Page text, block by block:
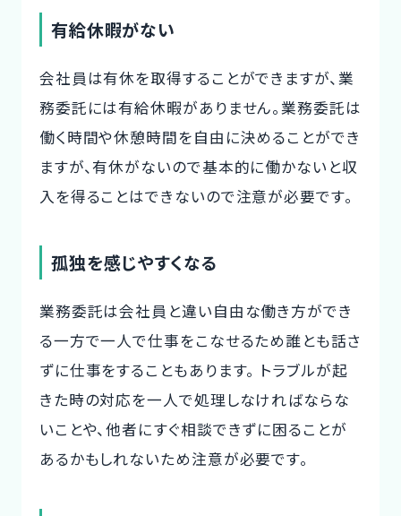
有給休暇がない
会社員は有休を取得することができますが、業
務委託には有給休暇がありません。業務委託は
働く時間や休憩時間を自由に決めることができ
ますが、有休がないので基本的に働かないと収
入を得ることはできないので注意が必要です。
孤独を感じやすくなる
業務委託は会社員と違い自由な働き方ができ
る一方で一人で仕事をこなせるため誰とも話さ
ずに仕事をすることもあります。 トラブルが起
きた時の対応を一人で処理しなければならな
いことや、他者にすぐ相談できずに困ることが
あるかもしれないため注意が必要です。